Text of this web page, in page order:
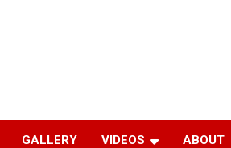
GALLERY VIDEOS ABOUT